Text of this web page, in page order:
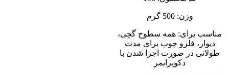
وزن: 500 گرم
مناسب برای: همه سطوح گچى،
دیوار، فلزو چوب براى مدت
طولانى در صورت اجرا شدن با
دکوپرایمر